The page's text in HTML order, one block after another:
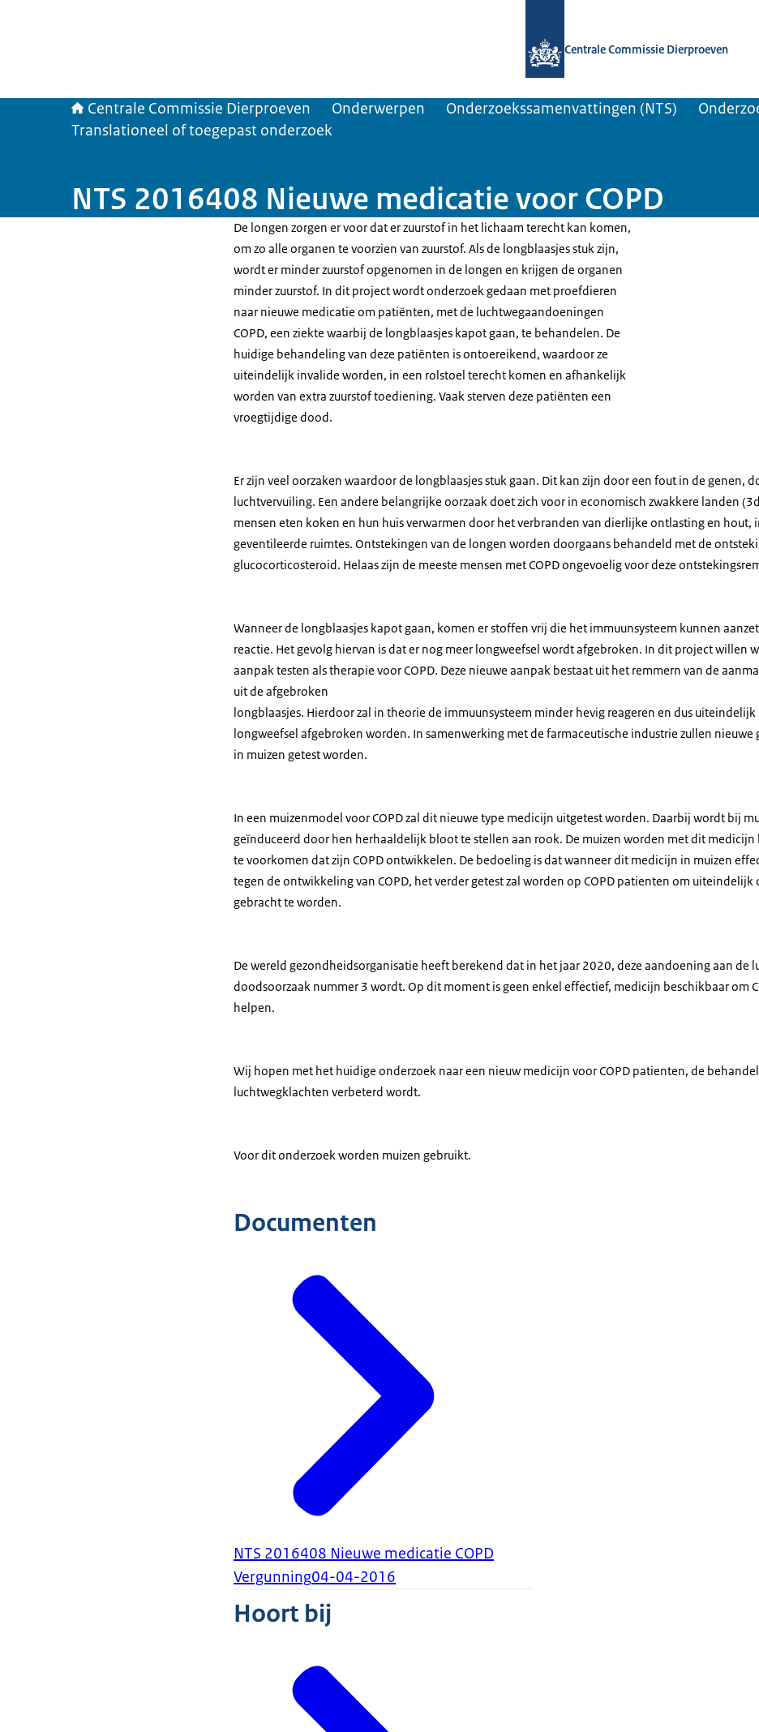
Centrale Commissie Dierproeven
Centrale Commissie Dierproeven Onderwerpen Onderzoekssamenvattingen (NTS)
Translationeel of toegepast onderzoek
NTS 2016408 Nieuwe medicatie voor COPD
De longen zorgen er voor dat er zuurstof in het lichaam terecht kan komen,
om zo alle organen te voorzien van zuurstof. Als de longblaasjes stuk zijn,
wordt er minder zuurstof opgenomen in de longen en krijgen de organen
minder zuurstof. In dit project wordt onderzoek gedaan met proefdieren
naar nieuwe medicatie om patiënten, met de luchtwegaandoeningen
COPD, een ziekte waarbij de longblaasjes kapot gaan, te behandelen. De
huidige behandeling van deze patiënten is ontoereikend, waardoor ze
uiteindelijk invalide worden, in een rolstoel terecht komen en afhankelijk
worden van extra zuurstof toediening. Vaak sterven deze patiënten een
vroegtijdige dood.
Er zijn veel oorzaken waardoor de longblaasjes stuk gaan. Dit kan zijn door een fout in de genen,
luchtvervuiling. Een andere belangrijke oorzaak doet zich voor in economisch zwakkere landen
mensen eten koken en hun huis verwarmen door het verbranden van dierlijke ontlasting en hout,
geventileerde ruimtes. Ontstekingen van de longen worden doorgaans behandeld met de
glucocorticosteroid. Helaas zijn de meeste mensen met COPD ongevoelig voor deze
Wanneer de longblaasjes kapot gaan, komen er stoffen vrij die het immuunsysteem kunnen
reactie. Het gevolg hiervan is dat er nog meer longweefsel wordt afgebroken. In dit project willen
aanpak testen als therapie voor COPD. Deze nieuwe aanpak bestaat uit het remmern van de
uit de afgebroken
longblaasjes. Hierdoor zal in theorie de immuunsysteem minder hevig reageren en dus
longweefsel afgebroken worden. In samenwerking met de farmaceutische industrie zullen nieuwe
in muizen getest worden.
In een muizenmodel voor COPD zal dit nieuwe type medicijn uitgetest worden. Daarbij wordt bij
geïnduceerd door hen herhaaldelijk bloot te stellen aan rook. De muizen worden met dit medicijn
te voorkomen dat zijn COPD ontwikkelen. De bedoeling is dat wanneer dit medicijn in muizen
tegen de ontwikkeling van COPD, het verder getest zal worden op COPD patienten om uiteindelijk
gebracht te worden.
De wereld gezondheidsorganisatie heeft berekend dat in het jaar 2020, deze aandoening aan de
doodsoorzaak nummer 3 wordt. Op dit moment is geen enkel effectief, medicijn beschikbaar om
helpen.
Wij hopen met het huidige onderzoek naar een nieuw medicijn voor COPD patienten, de
luchtwegklachten verbeterd wordt.
Voor dit onderzoek worden muizen gebruikt.
Documenten
NTS 2016408 Nieuwe medicatie COPD
Vergunning04-04-2016
Hoort bij